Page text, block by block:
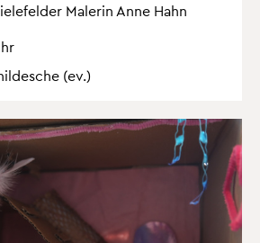
Ma­le­rin Anne Hahn
(ev.)